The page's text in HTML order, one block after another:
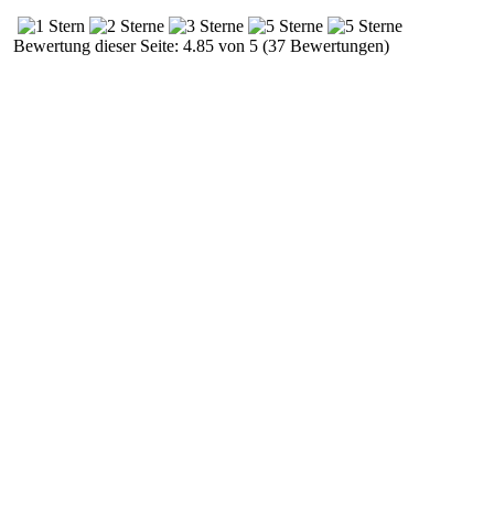
Bewertung dieser Seite: 4.85 von 5 (37 Bewertungen)